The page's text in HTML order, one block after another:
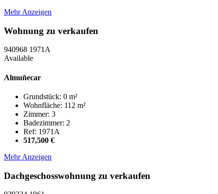
Mehr Anzeigen
Wohnung zu verkaufen
940968 1971A
Available
Almuñecar
Grundstück: 0 m²
Wohnfläche: 112 m²
Zimmer: 3
Badezimmer: 2
Ref: 1971A
517,500 €
Mehr Anzeigen
Dachgeschosswohnung zu verkaufen